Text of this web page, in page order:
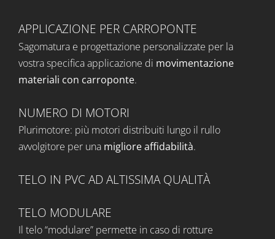
APPLICAZIONE PER CARROPONTE
Sagomatura e progettazione personalizzate per la
vostra specifica applicazione di movimentazione
materiali con carroponte.
NUMERO DI MOTORI
Plurimotore: più motori distribuiti lungo il rullo
avvolgitore per una migliore affidabilità.
TELO IN PVC AD ALTISSIMA QUALITÀ
TELO MODULARE
Il telo “modulare” permette in caso di rotture